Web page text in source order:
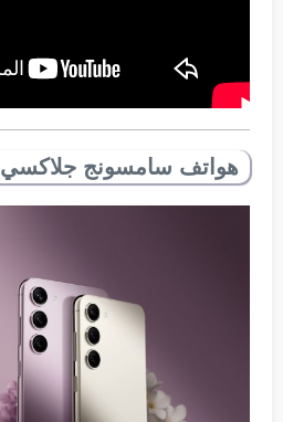
هواتف سامسونج جلاكسي S23 و S23 بلس